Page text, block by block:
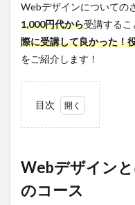
Webデザインについての
1,000円代から受講するこ
際に受講して良かった！
をご紹介します！
目次
イン
と
は？
全体
Webデザイン
のコース